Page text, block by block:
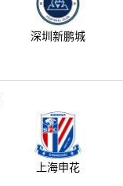
深圳新鹏城
上海申花